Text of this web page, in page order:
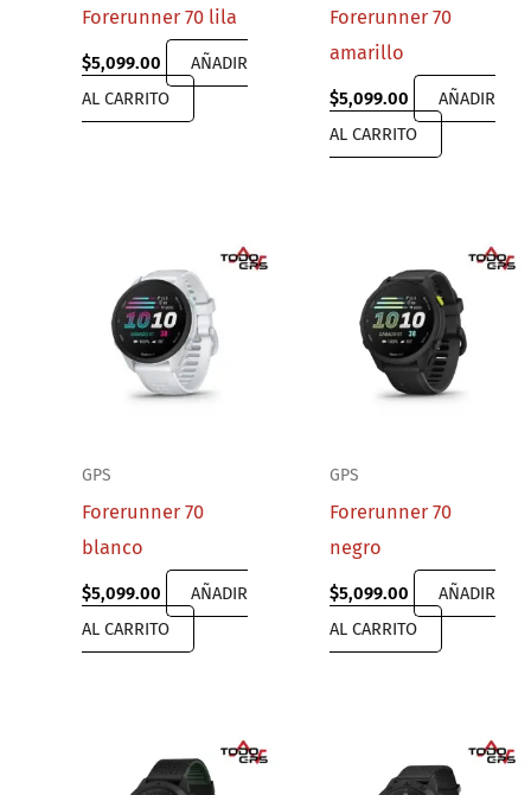
Forerunner 70 lila
$5,099.00
AÑADIR
AL CARRITO
Forerunner 70
amarillo
$5,099.00
AÑADIR
AL CARRITO
GPS
Forerunner 70
blanco
$5,099.00
AÑADIR
AL CARRITO
GPS
Forerunner 70
negro
$5,099.00
AÑADIR
AL CARRITO